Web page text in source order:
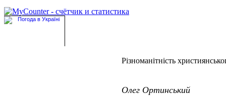
Різноманітність
Олег Ортинський